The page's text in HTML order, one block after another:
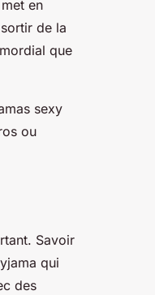
en
de la
que
sexy
ou
Savoir
qui
des